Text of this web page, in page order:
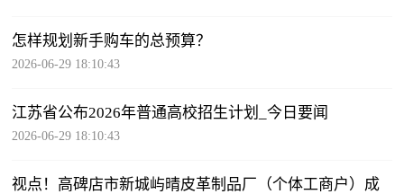
怎样规划新手购车的总预算？
2026-06-29 18:10:43
江苏省公布2026年普通高校招生计划_今日要闻
2026-06-29 18:10:43
视点！高碑店市新城屿晴皮革制品厂（个体工商户）成